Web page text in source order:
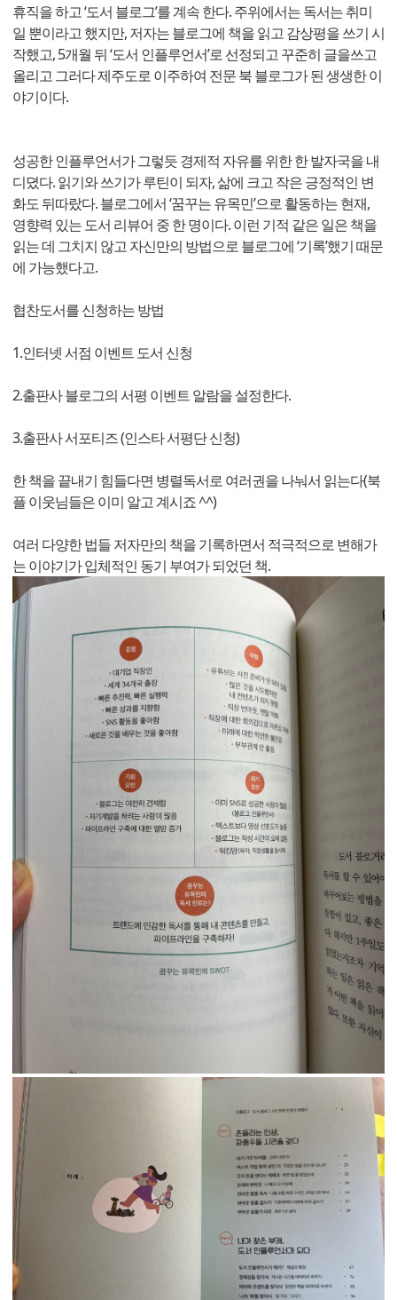
휴직을 하고 ‘도서 블로그’를 계속 한다. 주위에서는 독서는 취미
일 뿐이라고 했지만, 저자는 블로그에 책을 읽고 감상평을 쓰기 시
작했고, 5개월 뒤 ‘도서 인플루언서’로 선정되고 꾸준히 글을쓰고
올리고 그러다 제주도로 이주하여 전문 북 블로그가 된 생생한 이
야기이다.
성공한 인플루언서가 그렇듯 경제적 자유를 위한 한 발자국을 내
디뎠다. 읽기와 쓰기가 루틴이 되자, 삶에 크고 작은 긍정적인 변
화도 뒤따랐다. 블로그에서 ‘꿈꾸는 유목민’으로 활동하는 현재,
영향력 있는 도서 리뷰어 중 한 명이다. 이런 기적 같은 일은 책을
읽는 데 그치지 않고 자신만의 방법으로 블로그에 ‘기록’했기 때문
에 가능했다고.
협찬도서를 신청하는 방법
1.인터넷 서점 이벤트 도서 신청
2.출판사 블로그의 서평 이벤트 알람을 설정한다.
3.출판사 서포티즈 (인스타 서평단 신청)
한 책을 끝내기 힘들다면 병렬독서로 여러권을 나눠서 읽는다(북
플 이웃님들은 이미 알고 계시죠 ^^)
여러 다양한 법들 저자만의 책을 기록하면서 적극적으로 변해가
는 이야기가 입체적인 동기 부여가 되었던 책.